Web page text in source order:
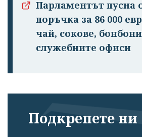
Парламентът пусна
поръчка за 86 000
чай, сокове,
служебните офиси
Подкрепете ни